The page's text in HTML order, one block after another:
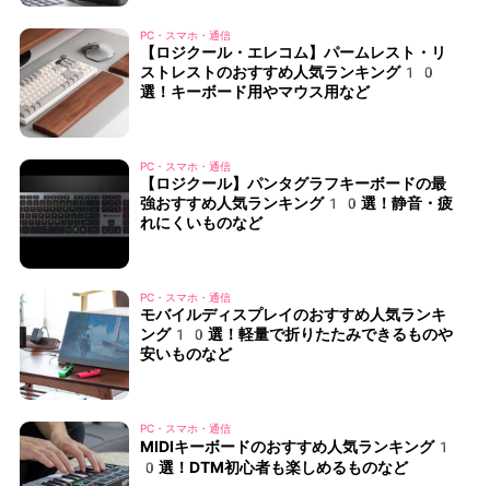
PC・スマホ・通信
【ロジクール・エレコム】パームレスト・リ
ストレストのおすすめ人気ランキング10
選！キーボード用やマウス用など
PC・スマホ・通信
【ロジクール】パンタグラフキーボードの最
強おすすめ人気ランキング10選！静音・疲
れにくいものなど
PC・スマホ・通信
モバイルディスプレイのおすすめ人気ランキ
ング10選！軽量で折りたたみできるものや
安いものなど
PC・スマホ・通信
MIDIキーボードのおすすめ人気ランキング1
0選！DTM初心者も楽しめるものなど